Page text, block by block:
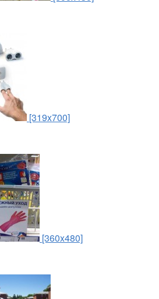
[319x700]
[360x480]